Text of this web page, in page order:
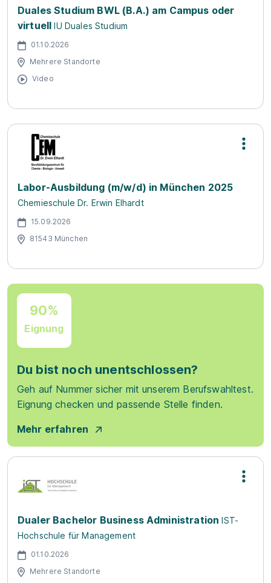
Duales Studium BWL (B.A.) am Campus oder
virtuell IU Duales Studium
01.10.2026
Mehrere Standorte
Video
Labor-Ausbildung (m/w/d) in München 2025
Chemieschule Dr. Erwin Elhardt
15.09.2026
81543 München
90%
Eignung
Du bist noch unentschlossen?
Geh auf Nummer sicher mit unserem Berufswahltest.
Eignung checken und passende Stelle finden.
Mehr erfahren
Dualer Bachelor Business Administration IST-
Hochschule für Management
01.10.2026
Mehrere Standorte